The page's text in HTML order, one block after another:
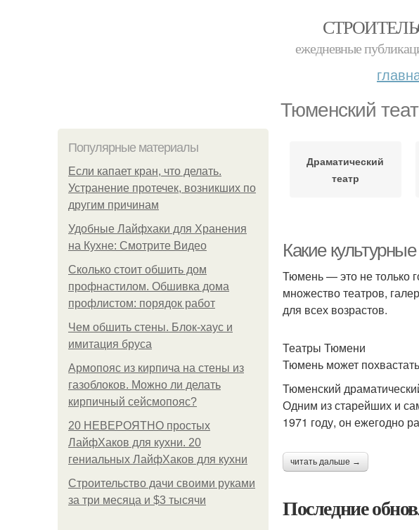
ежедневные
Тюменский
Популярные материалы
Если капает кран, что делать.
Устранение протечек, возникших по
другим причинам
Удобные Лайфхаки для Хранения
на Кухне: Смотрите Видео
Сколько стоит обшить дом
профнастилом. Обшивка дома
профлистом: порядок работ
Чем обшить стены. Блок-хаус и
имитация бруса
Армопояс из кирпича на стены из
газоблоков. Можно ли делать
кирпичный сейсмопояс?
20 НЕВЕРОЯТНО простых
ЛайфХаков для кухни. 20
гениальных ЛайфХаков для кухни
Строительство дачи своими руками
за три месяца и $3 тысячи
Драматический
театр
Какие
Тюмень — это не только
множество театров,
для всех возрастов.
Театры Тюмени
Тюмень может
Тюменский
Одним из старейших и
1971 году, он ежегодно
читать дальше →
Последние